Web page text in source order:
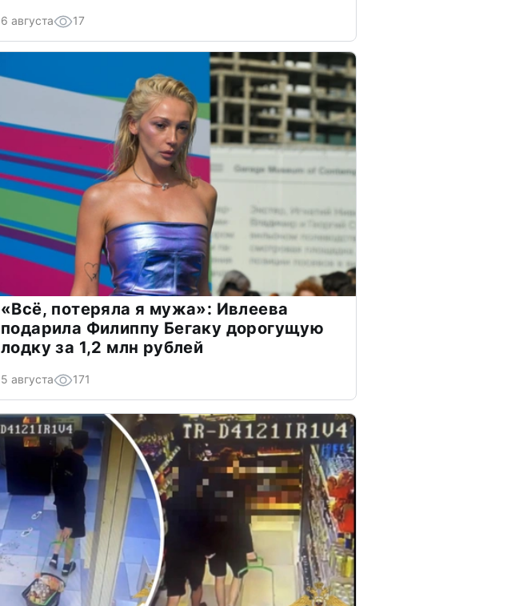
6 августа 17
«Всё, потеряла я мужа»: Ивлеева
подарила Филиппу Бегаку дорогущую
лодку за 1,2 млн рублей
5 августа 171